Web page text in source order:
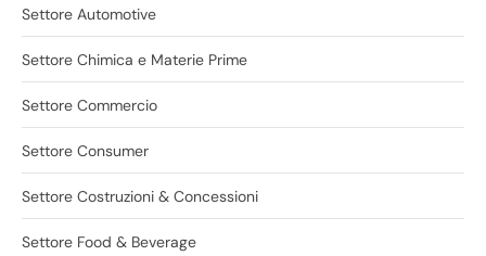
Settore Automotive
Settore Chimica e Materie Prime
Settore Commercio
Settore Consumer
Settore Costruzioni & Concessioni
Settore Food & Beverage